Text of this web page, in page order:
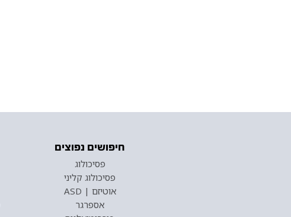
חיפושים נפוצים
פסיכולוג
פסיכולוג קליני
אוטיזם | ASD
אספרגר